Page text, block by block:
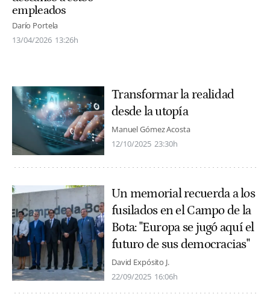
empleados
Darío Portela
13/04/2026 13:26h
Transformar la realidad
desde la utopía
Manuel Gómez Acosta
12/10/2025 23:30h
Un memorial recuerda a los
fusilados en el Campo de la
Bota: "Europa se jugó aquí el
futuro de sus democracias"
David Expósito J.
22/09/2025 16:06h